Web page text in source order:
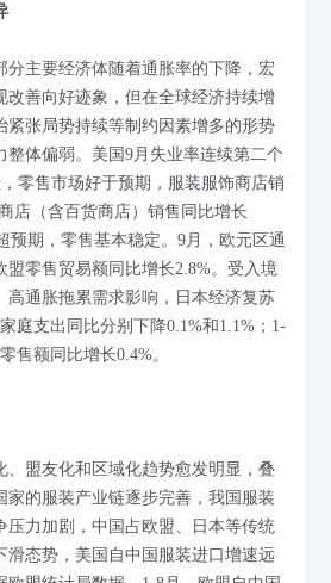
分主要经济体随着通胀率的下降，宏
改善向好迹象，但在全球经济持续增
紧张局势持续等制约因素增多的形势
整体偏弱。美国9月失业率连续第二个
零售市场好于预期，服装服饰商店销
店（含百货商店）销售同比增长
预期，零售基本稳定。9月，欧元区通
盟零售贸易额同比增长2.8%。受入境
高通胀拖累需求影响，日本经济复苏
庭支出同比分别下降0.1%和1.1%；1-
售额同比增长0.4%。
、盟友化和区域化趋势愈发明显，叠
家的服装产业链逐步完善，我国服装
压力加剧，中国占欧盟、日本等传统
滑态势，美国自中国服装进口增速远